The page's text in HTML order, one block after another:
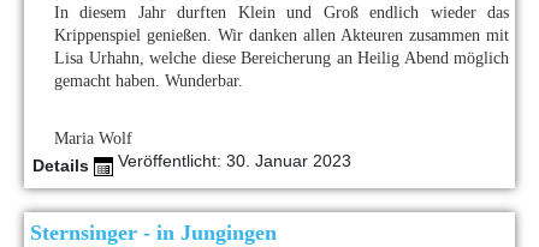
In diesem Jahr durften Klein und Groß endlich wieder das
Krippenspiel genießen. Wir danken allen Akteuren zusammen mit
Lisa Urhahn, welche diese Bereicherung an Heilig Abend möglich
gemacht haben. Wunderbar.
Maria Wolf
Details Veröffentlicht: 30. Januar 2023
Sternsinger - in Jungingen